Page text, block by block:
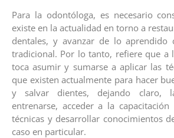
Para la odontóloga, es necesario
existe en la actualidad en torno a
dentales, y avanzar de lo aprendido
tradicional. Por lo tanto, refiere que a
toca asumir y sumarse a aplicar las
que existen actualmente para hacer
y salvar dientes, dejando claro,
entrenarse, acceder a la
técnicas y desarrollar conocimientos
caso en particular.